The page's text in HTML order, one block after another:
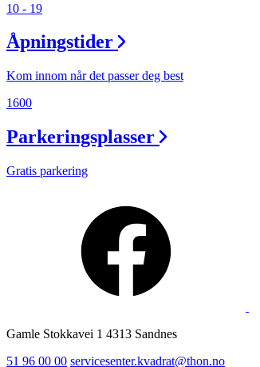
Magasin
10 - 19
Åpningstider
Kom innom når det passer deg best
1600
Parkeringsplasser
Gratis parkering
Gamle Stokkavei 1 4313 Sandnes
51 96 00 00 servicesenter.kvadrat@thon.no